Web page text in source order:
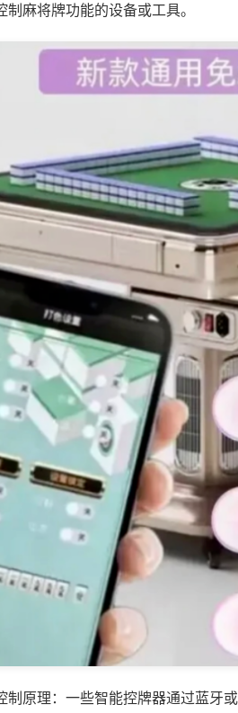
麻将牌功能的设备或工具。
制原理：一些智能控牌器通过蓝牙